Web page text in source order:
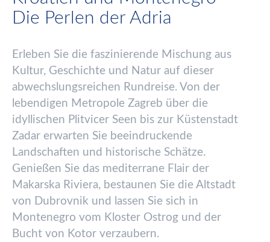
Die Perlen der Adria
Erleben Sie die faszinierende Mischung aus
Kultur, Geschichte und Natur auf dieser
abwechslungsreichen Rundreise. Von der
lebendigen Metropole Zagreb ü ber die
idyllischen Plitvicer Seen bis zur Küstenstadt
Zadar erwarten Sie beeindruckende
Landschaften und historische Schätze.
Genießen Sie das mediterrane Flair der
Makarska Riviera, bestaunen Sie die Altstadt
von Dubrovnik und lassen Sie sich in
Montenegro vom Kloster Ostrog und der
Bucht von Kotor verzaubern.